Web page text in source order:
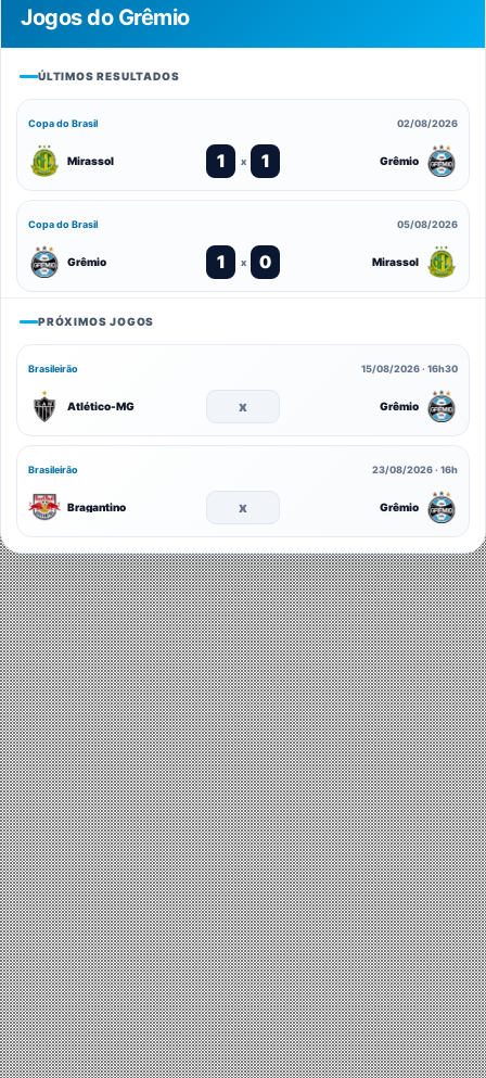
Jogos do Grêmio
ÚLTIMOS RESULTADOS
Copa do Brasil 02/08/2026
Mirassol 1 x 1 Grêmio
Copa do Brasil 05/08/2026
Grêmio 1 x 0 Mirassol
PRÓXIMOS JOGOS
Brasileirão 15/08/2026 · 16h30
Atlético-MG x Grêmio
Brasileirão 23/08/2026 · 16h
Bragantino x Grêmio